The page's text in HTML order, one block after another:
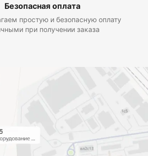
Безопасная оплата
простую и безопасную оплату
при получении заказа